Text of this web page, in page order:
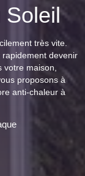
Soleil
très vite.
rapidement devenir
votre maison,
proposons à
anti-chaleur à